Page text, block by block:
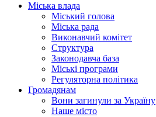
Міська влада
Міський голова
Міська рада
Виконавчий комітет
Структура
Законодавча база
Міські програми
Регуляторна політика
Громадянам
Вони загинули за Україну
Наше місто